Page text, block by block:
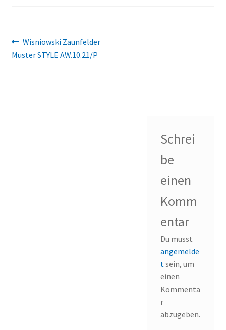
Beitragsnavigation
Vorheriger
Beitrag:
Wisniowski Zaunfelder
Muster STYLE AW.10.21/P
Schrei
be
einen
Komm
entar
Du musst
angemelde
tsein, um
einen
Kommenta
r
abzugeben.